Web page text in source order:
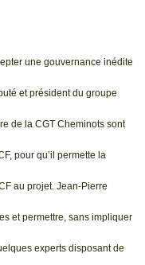
une gouvernance inédite
et président du groupe
de la CGT Cheminots sont
pour qu’il permette la
au projet. Jean-Pierre
et permettre, sans impliquer
experts disposant de